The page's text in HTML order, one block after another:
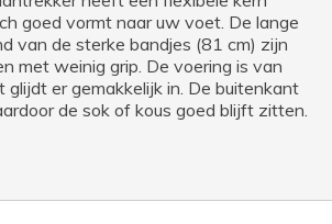
goed vormt naar uw voet. De lange
van de sterke bandjes (81 cm) zijn
met weinig grip. De voering is van
glijdt er gemakkelijk in. De buitenkant
de sok of kous goed blijft zitten.